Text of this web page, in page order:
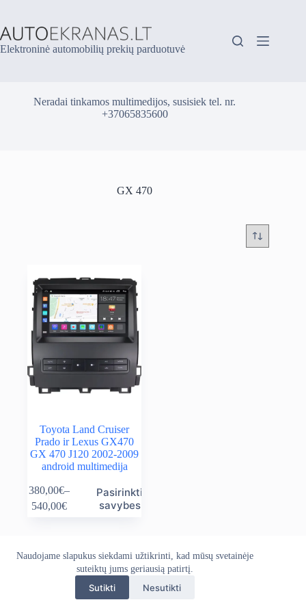
content
Naudojame slapukus siekdami užtikrinti, kad mūsų svetainėje
suteiktų jums geriausią patirtį.
Sutikti Nesutikti
Elektroninė automobilių prekių parduotuvė
Neradai tinkamos multimedijos, susisiek tel. nr.
+37065835600
GX 470
Toyota Land Cruiser
Prado ir Lexus GX470
GX 470 J120 2002-2009
android multimedija
380,00€–
540,00€
Price
540,00€
Pasirinkti
savybes
This
product
The
optionsApie mus Grąžinimo politika
Kontaktai
Pristatymo politika
Privatumo politika
Sąlygos ir taisyklės
Autoekranas.lt © 2026 - Visos teisės saugomos. Kopijuoti,